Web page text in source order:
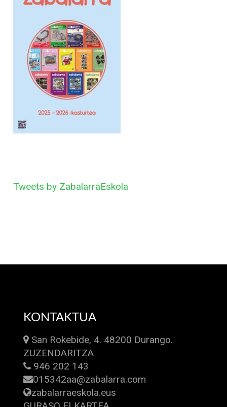
Tweets by ZabalarraEskola
KONTAKTUA
San Rokebide, 4. 48200 Durango.
ZUZENDARITZA
946 202 143
015342aa@zabalarra.com
zabalarraeskola.eus